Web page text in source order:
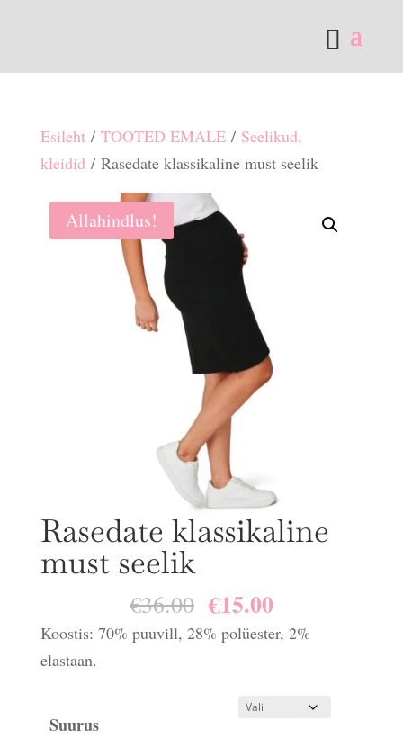
Esileht/ TOOTED EMALE/ Seelikud,
kleidid/ Rasedate klassikaline must seelik
Allahindlus!
Rasedate klassikaline
must seelik
€36.00 Algne
hind
€15.00Praegune
hind
Koostis: 70% puuvill, 28% polüester, 2%
elastaan.
Suurus